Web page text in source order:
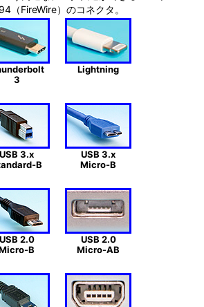
（FireWire）のコネクタ。
3
Lightning
USB 3.x
B
USB 3.x
Micro-B
USB 2.0
B
USB 2.0
Micro-AB